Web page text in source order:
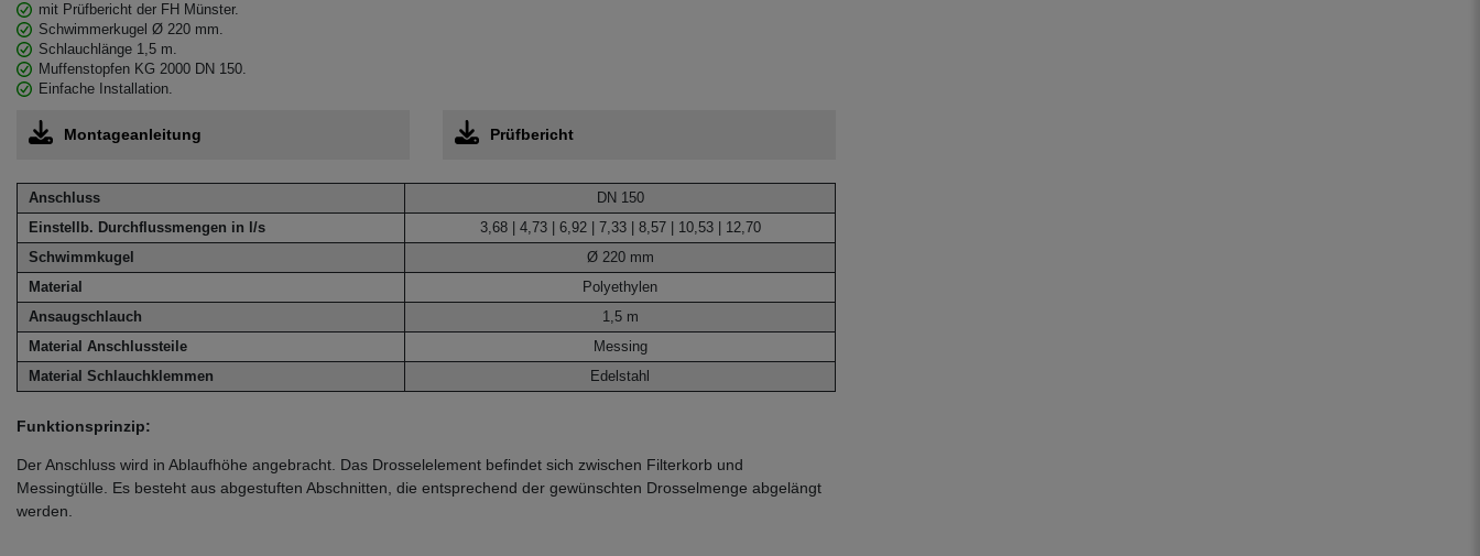
mit Prüfbericht der FH Münster.
Schwimmerkugel Ø 220 mm.
Schlauchlänge 1,5 m.
Muffenstopfen KG 2000 DN 150.
Einfache Installation.
Montageanleitung Prüfbericht
Anschluss
DN 150
Einstellb. Durchflussmengen in l/s
3,68 | 4,73 | 6,92 | 7,33 | 8,57 | 10,53 | 12,70
Schwimmkugel
Ø 220 mm
Material
Polyethylen
Ansaugschlauch
1,5 m
Material Anschlussteile
Messing
Material Schlauchklemmen
Edelstahl
Funktionsprinzip:
Der Anschluss wird in Ablaufhöhe angebracht. Das Drosselelement befindet sich zwischen Filterkorb und
Messingtülle. Es besteht aus abgestuften Abschnitten, die entsprechend der gewünschten Drosselmenge abgelängt
werden.